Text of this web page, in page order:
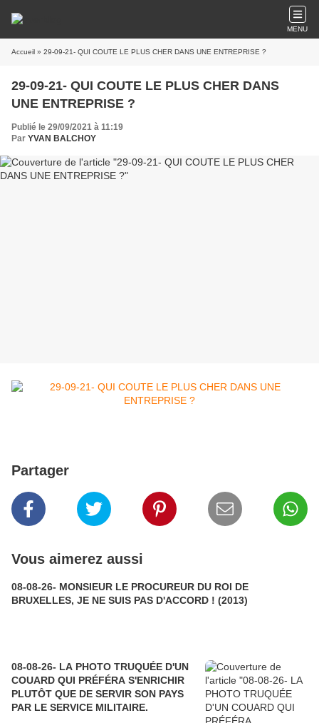
MENU
Accueil » 29-09-21- QUI COUTE LE PLUS CHER DANS UNE ENTREPRISE ?
29-09-21- QUI COUTE LE PLUS CHER DANS
UNE ENTREPRISE ?
Publié le 29/09/2021 à 11:19
Par YVAN BALCHOY
Partager
Vous aimerez aussi
08-08-26- MONSIEUR LE PROCUREUR DU ROI DE
BRUXELLES, JE NE SUIS PAS D'ACCORD ! (2013)
08-08-26- LA PHOTO TRUQUÉE D'UN
COUARD QUI PRÉFÉRA S'ENRICHIR
PLUTÔT QUE DE SERVIR SON PAYS
PAR LE SERVICE MILITAIRE.